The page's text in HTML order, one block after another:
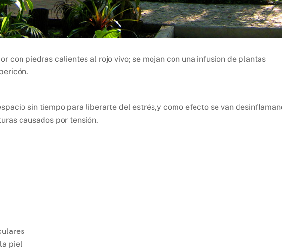
con piedras calientes al rojo vivo; se mojan con una infusion de plantas
sin tiempo para liberarte del estrés,y como efecto se van
causados por tensión.
piel